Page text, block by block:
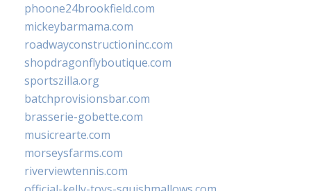
phoone24brookfield.com
mickeybarmama.com
roadwayconstructioninc.com
shopdragonflyboutique.com
sportszilla.org
batchprovisionsbar.com
brasserie-gobette.com
musicrearte.com
morseysfarms.com
riverviewtennis.com